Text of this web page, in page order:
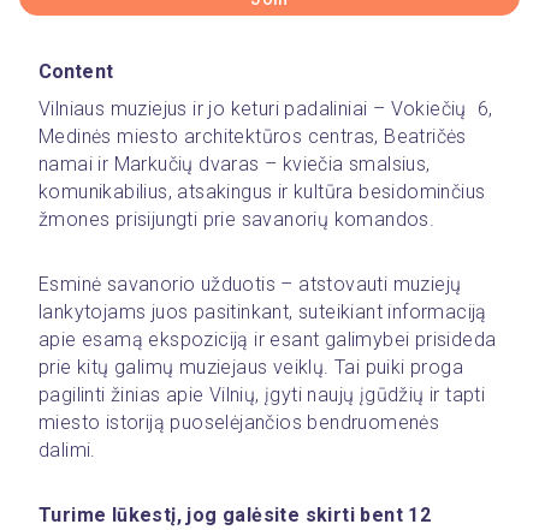
Content
Vilniaus muziejus ir jo keturi padaliniai – Vokiečių  6,
Medinės miesto architektūros centras, Beatričės
namai ir Markučių dvaras – kviečia smalsius,
komunikabilius, atsakingus ir kultūra besidominčius
žmones prisijungti prie savanorių komandos.
Esminė savanorio užduotis – atstovauti muziejų
lankytojams juos pasitinkant, suteikiant informaciją
apie esamą ekspoziciją ir esant galimybei prisideda
prie kitų galimų muziejaus veiklų. Tai puiki proga
pagilinti žinias apie Vilnių, įgyti naujų įgūdžių ir tapti
miesto istoriją puoselėjančios bendruomenės
dalimi.
Turime lūkestį, jog galėsite skirti bent 12